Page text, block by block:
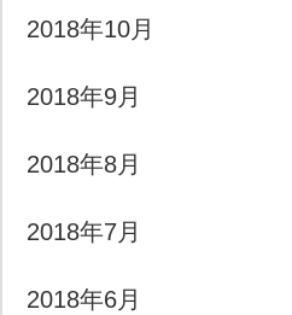
2018年10月
2018年9月
2018年8月
2018年7月
2018年6月